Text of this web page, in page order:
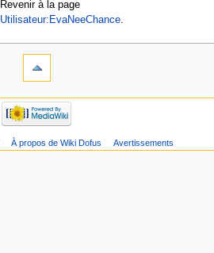
Revenir à la page
Utilisateur:EvaNeeChance.
À propos de Wiki Dofus Avertissements